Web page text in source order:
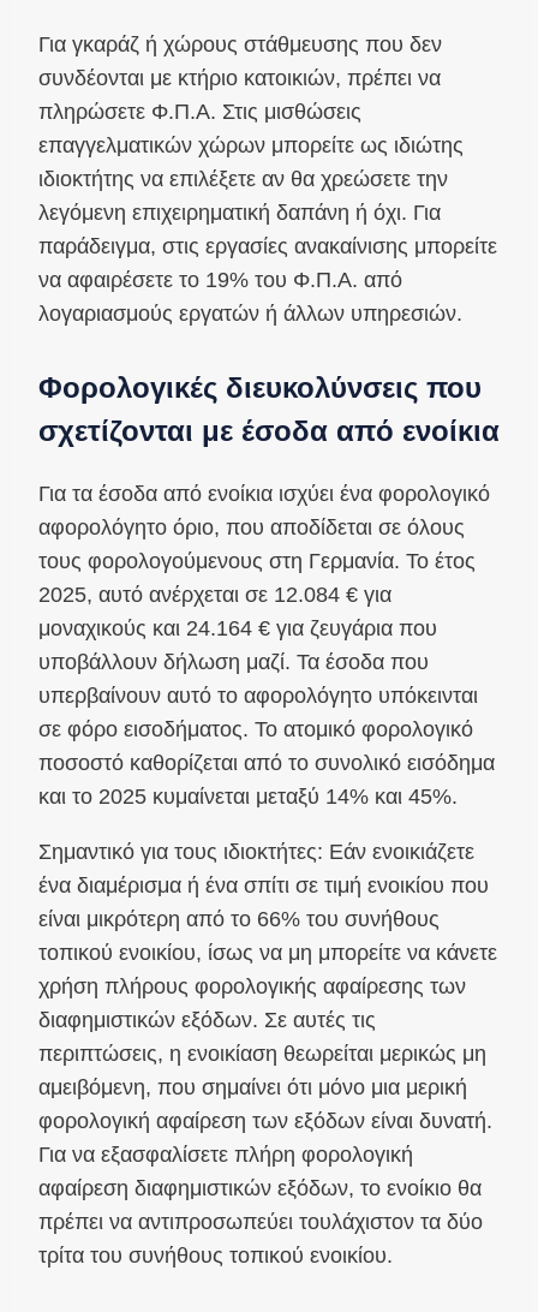
Για γκαράζ ή χώρους στάθμευσης που δεν
συνδέονται με κτήριο κατοικιών, πρέπει να
πληρώσετε Φ.Π.Α. Στις μισθώσεις
επαγγελματικών χώρων μπορείτε ως ιδιώτης
ιδιοκτήτης να επιλέξετε αν θα χρεώσετε την
λεγόμενη επιχειρηματική δαπάνη ή όχι. Για
παράδειγμα, στις εργασίες ανακαίνισης μπορείτε
να αφαιρέσετε το 19% του Φ.Π.Α. από
λογαριασμούς εργατών ή άλλων υπηρεσιών.
Φορολογικές διευκολύνσεις που
σχετίζονται με έσοδα από ενοίκια
Για τα έσοδα από ενοίκια ισχύει ένα φορολογικό
αφορολόγητο όριο, που αποδίδεται σε όλους
τους φορολογούμενους στη Γερμανία. Το έτος
2025, αυτό ανέρχεται σε 12.084 € για
μοναχικούς και 24.164 € για ζευγάρια που
υποβάλλουν δήλωση μαζί. Τα έσοδα που
υπερβαίνουν αυτό το αφορολόγητο υπόκεινται
σε φόρο εισοδήματος. Το ατομικό φορολογικό
ποσοστό καθορίζεται από το συνολικό εισόδημα
και το 2025 κυμαίνεται μεταξύ 14% και 45%.
Σημαντικό για τους ιδιοκτήτες: Εάν ενοικιάζετε
ένα διαμέρισμα ή ένα σπίτι σε τιμή ενοικίου που
είναι μικρότερη από το 66% του συνήθους
τοπικού ενοικίου, ίσως να μη μπορείτε να κάνετε
χρήση πλήρους φορολογικής αφαίρεσης των
διαφημιστικών εξόδων. Σε αυτές τις
περιπτώσεις, η ενοικίαση θεωρείται μερικώς μη
αμειβόμενη, που σημαίνει ότι μόνο μια μερική
φορολογική αφαίρεση των εξόδων είναι δυνατή.
Για να εξασφαλίσετε πλήρη φορολογική
αφαίρεση διαφημιστικών εξόδων, το ενοίκιο θα
πρέπει να αντιπροσωπεύει τουλάχιστον τα δύο
τρίτα του συνήθους τοπικού ενοικίου.